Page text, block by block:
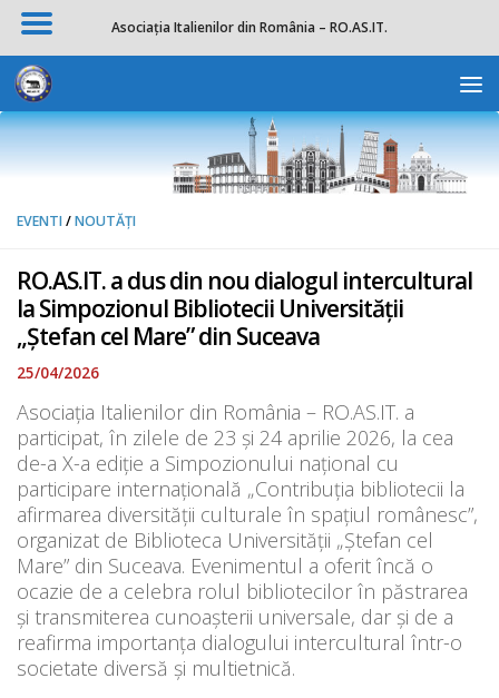
Skip to content
EVENTI/NOUTĂȚI
RO.AS.IT. a dus din nou dialogul intercultural
la Simpozionul Bibliotecii Universității
„Ștefan cel Mare” din Suceava
25/04/2026
Asociația Italienilor din România – RO.AS.IT. a
participat, în zilele de 23 și 24 aprilie 2026, la cea
de-a X-a ediție a Simpozionului național cu
participare internațională „Contribuția bibliotecii la
afirmarea diversității culturale în spațiul românesc”,
organizat de Biblioteca Universității „Ștefan cel
Mare” din Suceava. Evenimentul a oferit încă o
ocazie de a celebra rolul bibliotecilor în păstrarea
și transmiterea cunoașterii universale, dar și de a
reafirma importanța dialogului intercultural într-o
societate diversă și multietnică.
Asociația Italienilor din România – RO.AS.IT.